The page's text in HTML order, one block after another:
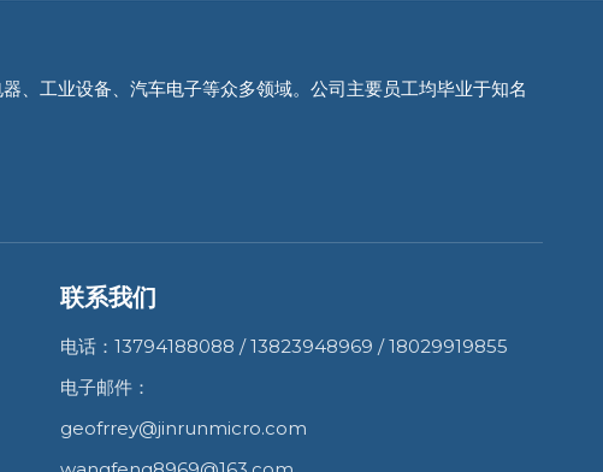
、工业设备、汽车电子等众多领域。公司主要员工均毕业于知名
联系我们
电话：13794188088 / 13823948969 / 18029919855
电子邮件：
geofrrey@jinrunmicro.com